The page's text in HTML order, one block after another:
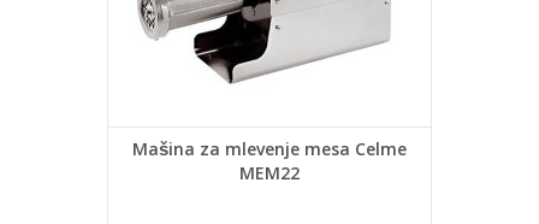
Mašina za mlevenje mesa Celme
MEM22